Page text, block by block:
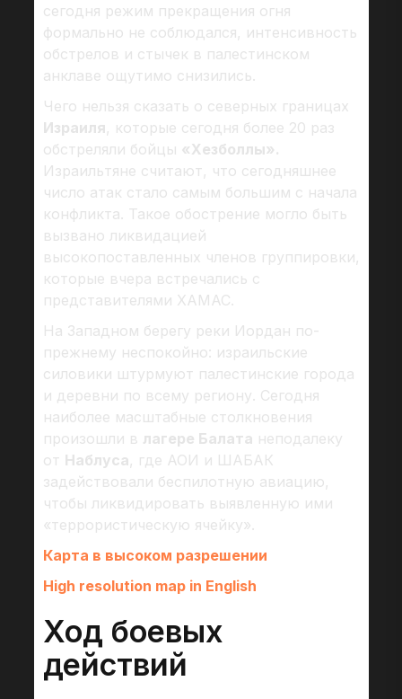
сегодня режим прекращения огня
формально не соблюдался, интенсивность
обстрелов и стычек в палестинском
анклаве ощутимо снизились.
Чего нельзя сказать о северных границах
Израиля, которые сегодня более 20 раз
обстреляли бойцы «Хезболлы».
Израильтяне считают, что сегодняшнее
число атак стало самым большим с начала
конфликта. Такое обострение могло быть
вызвано ликвидацией
высокопоставленных членов группировки,
которые вчера встречались с
представителями ХАМАС.
На Западном берегу реки Иордан по-
прежнему неспокойно: израильские
силовики штурмуют палестинские города
и деревни по всему региону. Сегодня
наиболее масштабные столкновения
произошли в лагере Балата неподалеку
от Наблуса, где АОИ и ШАБАК
задействовали беспилотную авиацию,
чтобы ликвидировать выявленную ими
«террористическую ячейку».
Карта в высоком разрешении
High resolution map in English
Ход боевых
действий